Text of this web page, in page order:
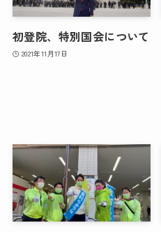
初登院、特別国会について
2021年11月17日